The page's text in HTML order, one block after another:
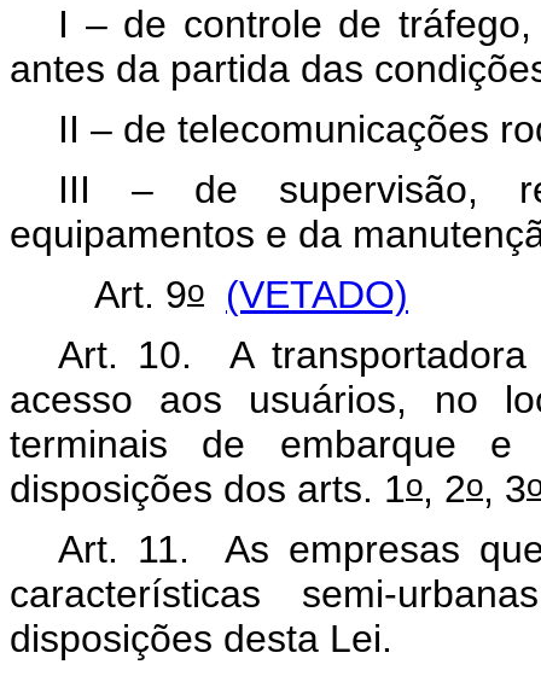
I – de controle de
antes da partida das
II – de telecomunicações
III – de supervisão,
equipamentos e da
Art. 9o
(VETADO)
Art. 10. A
acesso aos usuários, no
terminais de embarque
disposições dos arts. 1o, 2o, 3
Art. 11. As empresas
características semi-
disposições desta Lei.